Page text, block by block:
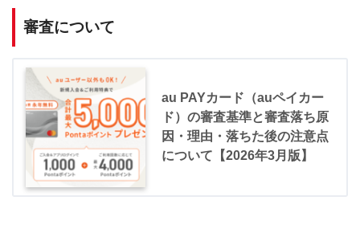
審査について
au PAYカード（auペイカー
ド）の審査基準と審査落ち原
因・理由・落ちた後の注意点
について【2026年3月版】